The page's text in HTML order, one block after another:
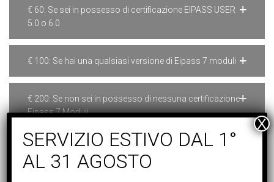
€ 60: Se sei in possesso di certificazione EIPASS USER
5.0 o 6.0
€ 100: Se hai una qualsiasi versione di Eipass 7 moduli
€ 200: Se non sei in possesso di nessuna certificazione
Eipass 7 Moduli